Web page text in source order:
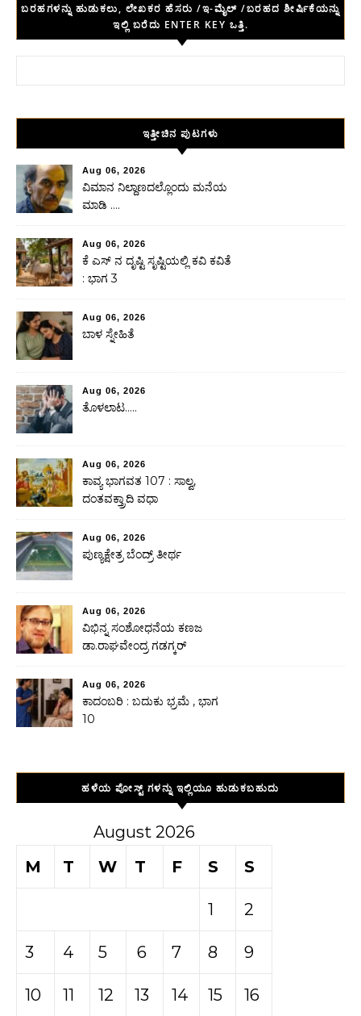
ಬರಹಗಳನ್ನು ಹುಡುಕಲು, ಲೇಖಕರ ಹೆಸರು /ಇ-ಮೈಲ್ /ಬರಹದ ಶೀರ್ಷಿಕೆಯನ್ನು
ಇಲ್ಲಿ ಬರೆದು ENTER KEY ಒತ್ತಿ.
ಇತ್ತೀಚಿನ ಪುಟಗಳು
Aug 06, 2026
ವಿಮಾನ ನಿಲ್ದಾಣದಲ್ಲೊಂದು ಮನೆಯ
ಮಾಡಿ ….
Aug 06, 2026
ಕೆ ಎಸ್ ನ ದೃಷ್ಟಿ ಸೃಷ್ಟಿಯಲ್ಲಿ ಕವಿ ಕವಿತೆ
: ಭಾಗ 3
Aug 06, 2026
ಬಾಳ ಸ್ನೇಹಿತೆ
Aug 06, 2026
ತೊಳಲಾಟ…..
Aug 06, 2026
ಕಾವ್ಯ ಭಾಗವತ 107 : ಸಾಲ್ವ,
ದಂತವಕ್ತ್ರಾದಿ ವಧಾ
Aug 06, 2026
ಪುಣ್ಯಕ್ಷೇತ್ರ ಬೆಂದ್ರ್ ತೀರ್ಥ
Aug 06, 2026
ವಿಭಿನ್ನ ಸಂಶೋಧನೆಯ ಕಣಜ
ಡಾ.ರಾಘವೇಂದ್ರ ಗಡಗ್ಕರ್
Aug 06, 2026
ಕಾದಂಬರಿ : ಬದುಕು ಭ್ರಮೆ , ಭಾಗ
10
ಹಳೆಯ ಪೋಸ್ಟ್ ಗಳನ್ನು ಇಲ್ಲಿಯೂ ಹುಡುಕಬಹುದು
August 2026
M
T W T F S S
1 2
3 4 5 6 7 8 9
10 11 12 13 14 15 16